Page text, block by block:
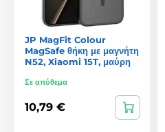
JP MagFit Colour
MagSafe θήκη με μαγνήτη
N52, Xiaomi 15T, μαύρη
Σε απόθεμα
10,79 €